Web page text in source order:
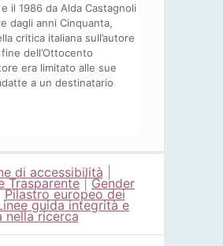
il 1986 da Alda Castagnoli
dagli anni Cinquanta,
critica italiana sull’autore
dell’Ottocento
era limitato alle sue
a un destinatario
di accessibilità
Trasparente|Gender
Pilastro europeo dei
guida integrità e
nella ricerca